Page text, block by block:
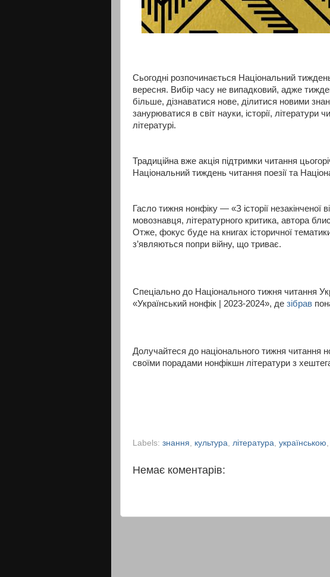
Сьогодні розпочинається Національний
вересня. Вибір часу не випадковий, адже
більше, дізнаватися нове, ділитися новими
занурюватися в світ науки, історії,
літературі.
Традиційна вже акція підтримки читання
Національний тиждень читання поезії та
Гасло тижня нонфіку — «З історії
мовознавця, літературного критика, автора
Отже, фокус буде на книгах історичної
з’являються попри війну, що триває.
Спеціально до Національного тижня читання
«Український нонфік | 2023-2024», де зібрав
Долучайтеся до національного тижня читання
своїми порадами нонфікшн літератури з
Labels: знання культура література українською
Немає коментарів: